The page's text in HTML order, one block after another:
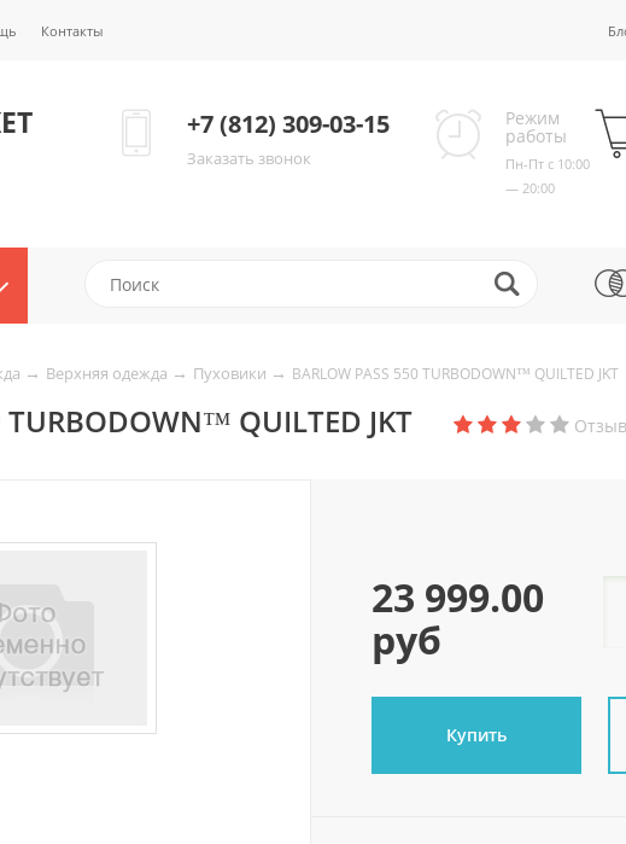
Контакты
+7 (812) 309-03-15
Заказать звонок
Режим
работы
Пн-Пт с 10:00
— 20:00
→ Верхняя одежда → Пуховики → BARLOW PASS 550 TURBODOWN™ QUILTED JKT
TURBODOWN™ QUILTED JKT
23 999.00
руб
Купить